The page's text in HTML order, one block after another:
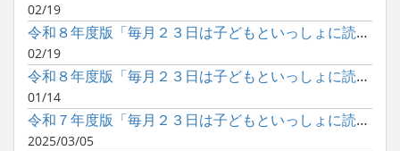
02/19
令和８年度版「毎月２３日は子どもといっしょに読書の日」ポスタ...
02/19
令和８年度版「毎月２３日は子どもといっしょに読書の日」ポスタ...
01/14
令和７年度版「毎月２３日は子どもといっしょに読書の日」ポスタ...
2025/03/05